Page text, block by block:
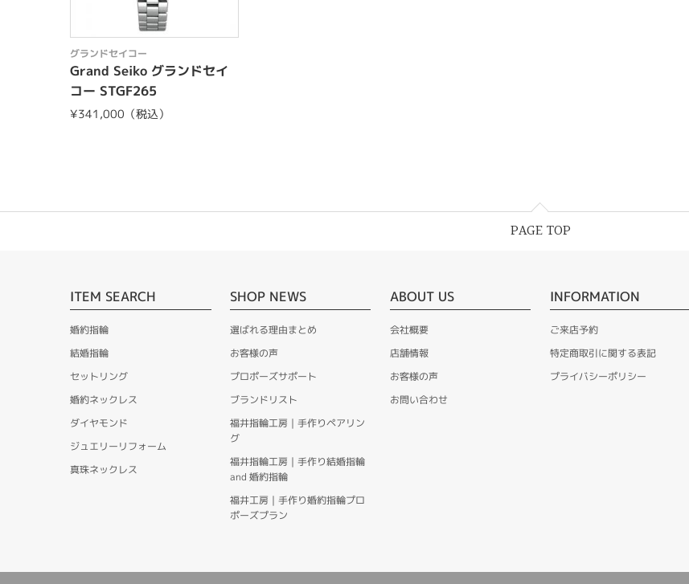
グランドセイコー
Grand Seiko グランドセイ
コー STGF265
¥341,000（税込）
PAGE TOP
ITEM SEARCH
婚約指輪
結婚指輪
セットリング
婚約ネックレス
ダイヤモンド
ジュエリーリフォーム
真珠ネックレス
SHOP NEWS
選ばれる理由まとめ
お客様の声
プロポーズサポート
ブランドリスト
福井指輪工房｜手作りペアリン
グ
福井指輪工房｜手作り結婚指輪
and 婚約指輪
福井工房｜手作り婚約指輪プロ
ポーズプラン
ABOUT US
会社概要
店舗情報
お客様の声
お問い合わせ
INFORMATION
ご来店予約
特定商取引に関する表記
プライバシーポリシー